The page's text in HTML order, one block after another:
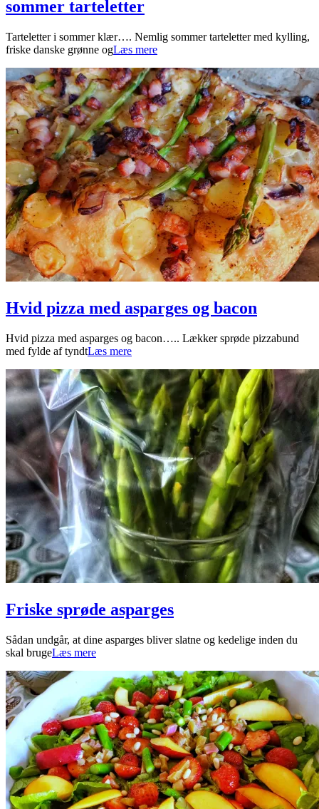
sommer tarteletter
2023-
06-
Tarteletter i sommer klær…. Nemlig sommer tarteletter med kylling,
friske danske grønne ogLæs mere
Hvid pizza med asparges og bacon
2023-
05-
Hvid pizza med asparges og bacon….. Lækker sprøde pizzabund
med fylde af tyndtLæs mere
Friske sprøde asparges
2022-
06-
Sådan undgår, at dine asparges bliver slatne og kedelige inden du
skal brugeLæs mere